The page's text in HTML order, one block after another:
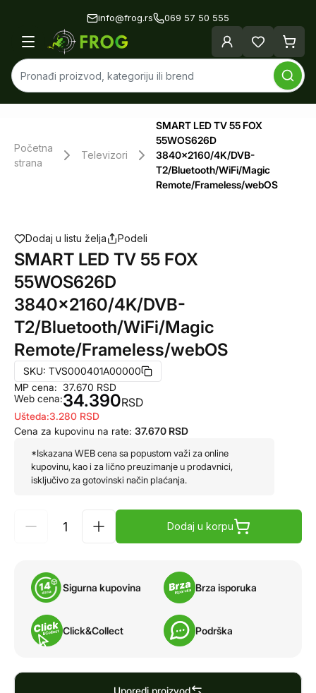
info@frog.rs 069 57 50 555
Početna
strana
Televizori
SMART LED TV 55 FOX
55WOS626D
3840x2160/4K/DVB-
T2/Bluetooth/WiFi/Magic
Remote/Frameless/webOS
Dodaj u listu želja Podeli
SMART LED TV 55 FOX
55WOS626D
3840x2160/4K/DVB-
T2/Bluetooth/WiFi/Magic
Remote/Frameless/webOS
SKU: TVS000401A00000
MP cena:
Web cena:
37.670 RSD
34.390RSD
Ušteda:3.280 RSD
Cena za kupovinu na rate: 37.670 RSD
*Iskazana WEB cena sa popustom važi za online
kupovinu, kao i za lično preuzimanje u prodavnici,
isključivo za gotovinski način plaćanja.
Dodaj u korpu
Sigurna kupovina Brza isporuka
Click&Collect Podrška
Uporedi proizvod